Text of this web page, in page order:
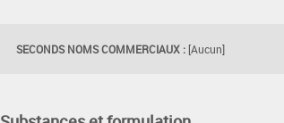
SECONDS NOMS COMMERCIAUX : [Aucun]